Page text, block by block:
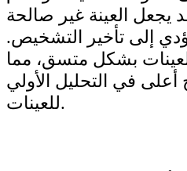
يجعل العينة غير صالحة
إلى تأخير التشخيص.
بشكل متسق، مما
في التحليل الأولي
للعينات.